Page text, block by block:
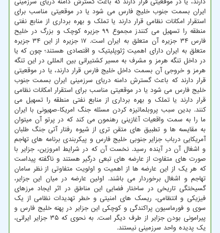
ایران بسمت جنوب خلیج فارس می شود یا در موقعیتی مناسب برای
استقرار امکانات نظامی قرار دارند یا تملک و بهره برداری از منابع نفتی
منطقه را تسهیل می کنندز مجموع ۹۹ جزیره کوچک و بزرگ در خلیح
فارس ۳۴ جزیره آن متعلق به ایران است. ۱۷ جزیره از این ۳۴ جزیره
متعلق به ایران دارای اهمیت ژئوپلیتیک و اقتصادی هستند؛ چون که یا
در داخل تنگه هرمز و مشرف به مسیر کشتیرانی بین المللی در این تنگه
هرمز و خروجی آن بسمت داخل خلیج فارس قرار دارند، یا در موقعیتی
قرار دارند که باعث گسترش دامنه دریای سرزمینی ایران بسمت جنوب
خلیج فارس می شود یا در موقعیتی مناسب برای استقرار امکانات نظامی
قرار دارند یا تملک و بهره برداری از منابع نفتی منطقه را تسهیل می
کنند. بدین سبب پروبلماتیزه کردن مسئله جنگ امریکا-صهیونی با ایران
ما را به سمت واقعیات آغازینی رهنمون می کند که در پرتو آن میتوان
به مقایسه ها و تطبیق های متقن تری از شیوه رفتار آتی جنگ طلبان
آمریکایی درباب جزایر جنوبی خلیج فارس و پیکربندی برنامه های تهاجم
و اشغال آن در آینده رسید. نخست آن که در شرایط امروزین، جزایر با
صورت های متفاوت از عارضه های تبعی درگیر هستند و ناگفته پیداست
که هر یک از این عارضه ها از اهمیت و اولویت متفاوتی از نظر سامان
تهاجم و اشغال برخوردار می باشند. اولین عارضه در میان این جزایر،
گسیختگی تاریخی در ساختار فضایی این مناطق در اثر ایجاد مرزهای
فیزیکی و انتظامی، ریسک های امنیتی و خطر تهدیدات نظامی از یک
سوی و فورماسیون پراکندگی و کوچکی این جزایر در پهنه خلیج فارس و
پیرامونی بودن جزایر از طرف دیگر است. به نحوی که ۳۵ جزایر ایرانی،
یک پدیده واحد سرزمینی نیستند.